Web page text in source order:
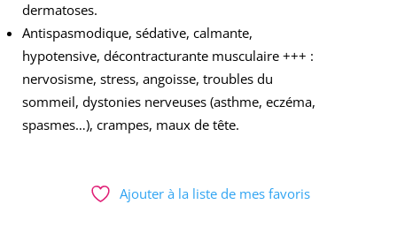
dermatoses.
Antispasmodique, sédative, calmante,
hypotensive, décontracturante musculaire +++ :
nervosisme, stress, angoisse, troubles du
sommeil, dystonies nerveuses (asthme, eczéma,
spasmes…), crampes, maux de tête.
Ajouter à la liste de mes favoris